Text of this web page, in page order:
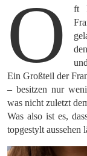
O
ft
Ein Großteil der
– besitzen nur
was nicht zuletzt
Was also ist es,
topgestylt aussehen